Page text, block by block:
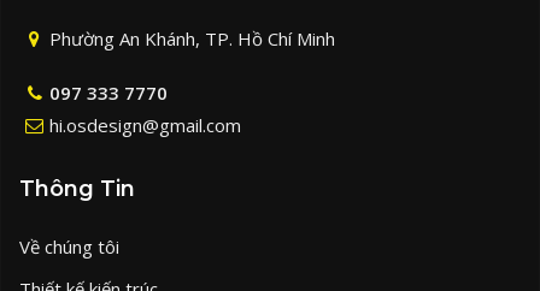
Phường An Khánh, TP. Hồ Chí Minh
097 333 7770
hi.osdesign@gmail.com
Thông Tin
Về chúng tôi